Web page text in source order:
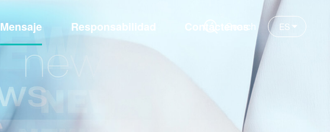
Mensaje Responsabilidad Contáctenos
Search ES